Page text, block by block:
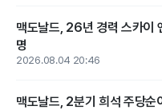
맥도날드, 26년 경력 스카이
명
2026.08.04 20:46
맥도날드, 2분기 희석 주당순